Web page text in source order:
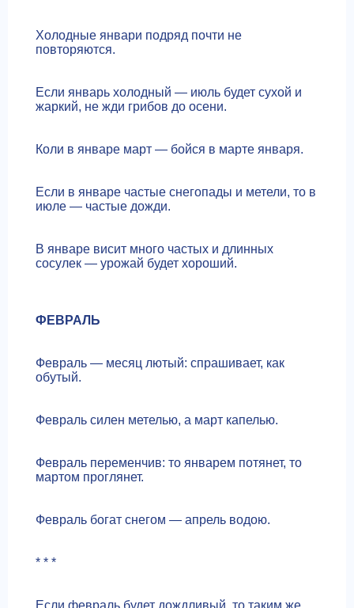
Холодные январи подряд почти не
повторяются.
Если январь холодный — июль будет сухой и
жаркий, не жди грибов до осени.
Коли в январе март — бойся в марте января.
Если в январе частые снегопады и метели, то в
июле — частые дожди.
В январе висит много частых и длинных
сосулек — урожай будет хороший.
ФЕВРАЛЬ
Февраль — месяц лютый: спрашивает, как
обутый.
Февраль силен метелью, а март капелью.
Февраль переменчив: то январем потянет, то
мартом проглянет.
Февраль богат снегом — апрель водою.
* * *
Если февраль будет дождливый, то таким же